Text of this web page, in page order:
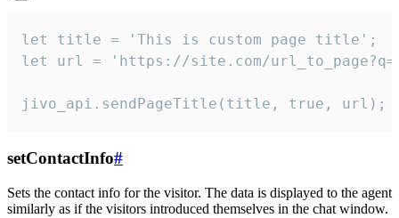
let title = 'This is custom page title';
let url = 'https://site.com/
jivo_api.sendPageTitle(title, true, url);
setContactInfo#
Sets the contact info for the visitor. The data is displayed to the agent
similarly as if the visitors introduced themselves in the chat window.